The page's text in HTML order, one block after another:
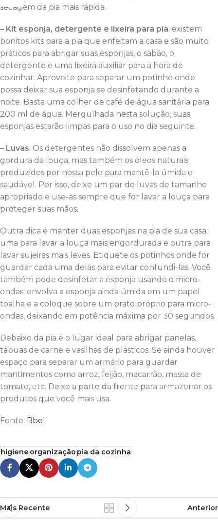
secagem da pia mais rápida.
– Kit esponja, detergente e lixeira para pia: existem
bonitos kits para a pia que enfeitam a casa e são muito
práticos para abrigar suas esponjas, o sabão, o
detergente e uma lixeira auxiliar para a hora de
cozinhar. Aproveite para separar um potinho onde
possa deixar sua esponja se desinfetando durante a
noite. Basta uma colher de café de água sanitária para
200 ml de água. Mergulhada nesta solução, suas
esponjas estarão limpas para o uso no dia seguinte.
– Luvas: Os detergentes não dissolvem apenas a
gordura da louça, mas também os óleos naturais
produzidos por nossa pele para mantê-la úmida e
saudável. Por isso, deixe um par de luvas de tamanho
apropriado e use-as sempre que for lavar a louça para
proteger suas mãos.
Outra dica é manter duas esponjas na pia de sua casa:
uma para lavar a louça mais engordurada e outra para
lavar sujeiras mais leves. Etiquete os potinhos onde for
guardar cada uma delas para evitar confundi-las. Você
também pode desinfetar a esponja usando o micro-
ondas: envolva a esponja ainda úmida em um papel
toalha e a coloque sobre um prato próprio para micro-
ondas, deixando em potência máxima por 30 segundos.
Debaixo da pia é o lugar ideal para abrigar panelas,
tábuas de carne e vasilhas de plásticos. Se ainda houver
espaço para separar um armário para guardar
mantimentos como arroz, feijão, macarrão, massa de
tomate, etc. Deixe a parte da frente para armazenar os
produtos que você mais usa.
Fonte: Bbel
higieneorganizaçãopia da cozinha
Mais Recente Anterior